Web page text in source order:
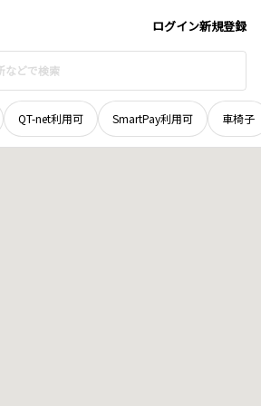
ログイン新規登録
QT-net利用可 SmartPay利用可 車椅子